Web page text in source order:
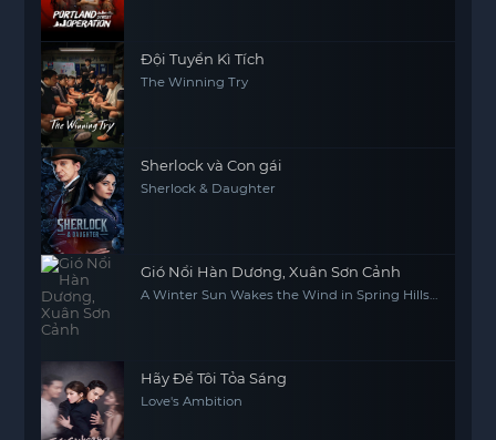
Đội Tuyển Kì Tích
The Winning Try
Sherlock và Con gái
Sherlock & Daughter
Gió Nổi Hàn Dương, Xuân Sơn Cảnh
A Winter Sun Wakes the Wind in Spring Hills'
Hãy Để Tôi Tỏa Sáng
Love's Ambition